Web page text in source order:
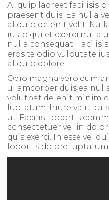
Aliquip laoreet facilisis
praesent duis. Ea nulla
aliquip delenit velit.
iusto qui et exerci nulla
nulla consequat.
eros te odio vulputate
aliquip dolore.
Odio magna vero eum
ullamcorper duis ea
volutpat delenit minim
luptatum. Iriure velit
ut. Facilisi lobortis
consectetuer vel in
quis exerci. In esse vel
lobortis dolore luptatum.